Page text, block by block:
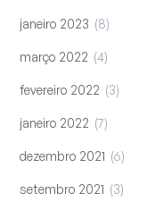
janeiro 2023 8
março 2022 4
fevereiro 2022 3
janeiro 2022 7
dezembro 2021 6
setembro 2021 3